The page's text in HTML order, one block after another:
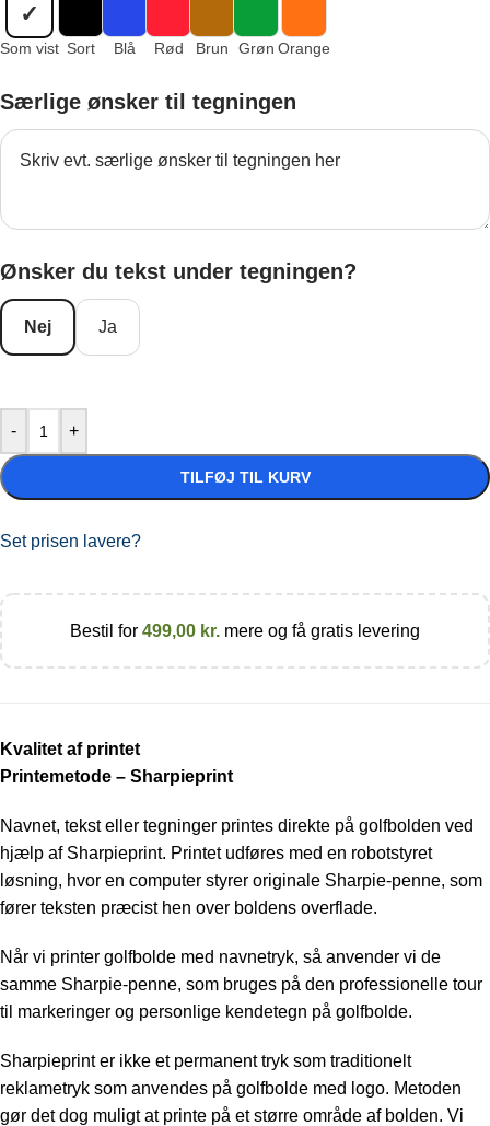
✓
Som vist Sort Blå Rød Brun Grøn Orange
Særlige ønsker til tegningen
Ønsker du tekst under tegningen?
Nej Ja
- +
TILFØJ TIL KURV
Set prisen lavere?
Bestil for 499,00 kr. mere og få gratis levering
Kvalitet af printet
Printemetode – Sharpieprint
Navnet, tekst eller tegninger printes direkte på golfbolden ved
hjælp af Sharpieprint. Printet udføres med en robotstyret
løsning, hvor en computer styrer originale Sharpie-penne, som
fører teksten præcist hen over boldens overflade.
Når vi printer golfbolde med navnetryk, så anvender vi de
samme Sharpie-penne, som bruges på den professionelle tour
til markeringer og personlige kendetegn på golfbolde.
Sharpieprint er ikke et permanent tryk som traditionelt
reklametryk som anvendes på golfbolde med logo. Metoden
gør det dog muligt at printe på et større område af bolden. Vi